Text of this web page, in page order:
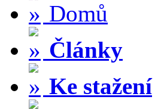
Domů
Články
Ke stažení